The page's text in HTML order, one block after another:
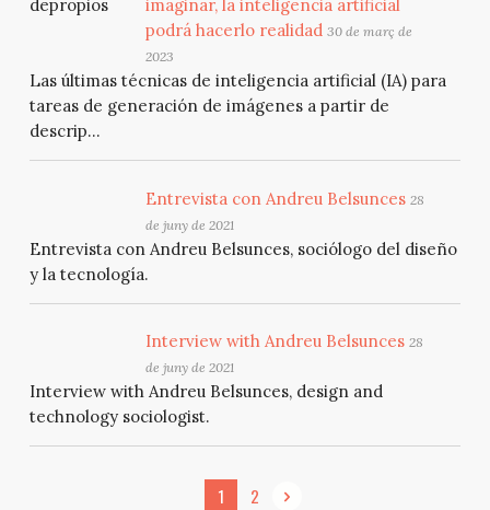
imaginar, la inteligencia artificial
podrá hacerlo realidad 30 de març de
2023
Las últimas técnicas de inteligencia artificial (IA) para
tareas de generación de imágenes a partir de
descrip...
Entrevista con Andreu Belsunces 28
de juny de 2021
Entrevista con Andreu Belsunces, sociólogo del diseño
y la tecnología.
Interview with Andreu Belsunces 28
de juny de 2021
Interview with Andreu Belsunces, design and
technology sociologist.
1 2